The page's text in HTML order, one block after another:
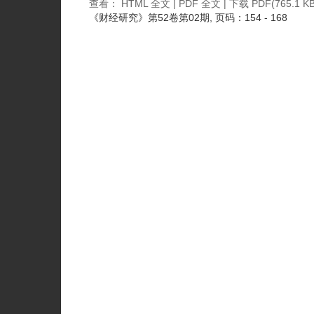
查看： HTML 全文 | PDF 全文 | 下载 PDF(765.1
《财经研究》 第52卷第02期 , 页码：154 - 168